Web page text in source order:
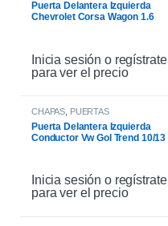
Puerta Delantera Izquierda
Chevrolet Corsa Wagon 1.6
Inicia sesión o regístrate
para ver el precio
CHAPAS PUERTAS
Puerta Delantera Izquierda
Conductor Vw Gol Trend 10/13
Inicia sesión o regístrate
para ver el precio